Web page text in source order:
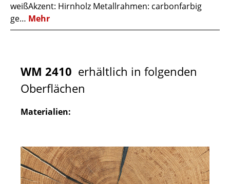
weißAkzent: Hirnholz Metallrahmen: carbonfarbig
ge… Mehr
WM 2410 erhältlich in folgenden
Oberflächen
Materialien: